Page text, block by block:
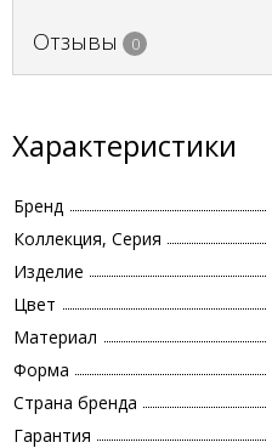
Отзывы 0
Характеристики
Бренд
Коллекция, Серия
Изделие
Цвет
Материал
Форма
Страна бренда
Гарантия